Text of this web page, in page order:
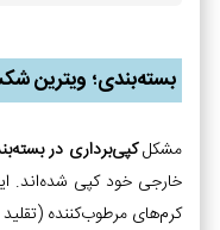
بسته‌بندی؛ ویترین
مشکلکپی‌برداری در
خارجی خود کپی شده‌اند.